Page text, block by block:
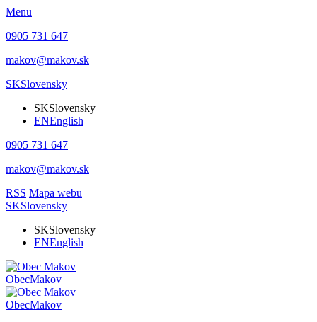
Menu
0905 731 647
makov@makov.sk
SKSlovensky
SKSlovensky
ENEnglish
0905 731 647
makov@makov.sk
RSS Mapa webu
SKSlovensky
SKSlovensky
ENEnglish
ObecMakov
ObecMakov